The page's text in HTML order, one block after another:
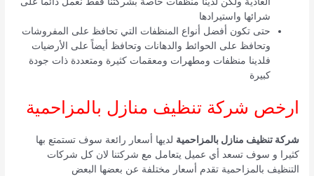
شرائها واستيرادها
حتى تكون أفضل أنواع المنظفات التي تحافظ على المفروشات
وتحافظ على الحوائط والدهانات وتحافظ أيضاً على الأرضيات
فلدينا منظفات ومطهرات ومعقمات كثيرة ومتعددة ذات جودة
كبيرة
ارخص شركة تنظيف منازل بالمزاحمية
شركة تنظيف منازل بالمزاحمية لديها أسعار رائعة سوف تستمتع بها
كثيرا و سوف تسعد أي عميل يتعامل مع شركتنا لان كل شركات
التنظيف بالمزاحمية تقدم أسعار مختلفة عن بعضها البعض